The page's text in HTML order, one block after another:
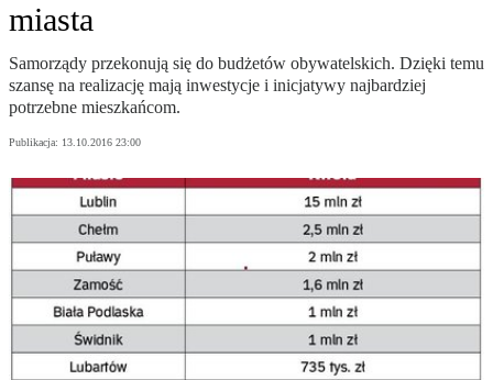
miasta
Samorządy przekonują się do budżetów obywatelskich. Dzięki temu
szansę na realizację mają inwestycje i inicjatywy najbardziej
potrzebne mieszkańcom.
Publikacja: 13.10.2016 23:00